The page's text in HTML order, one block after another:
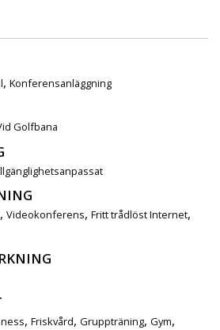
, Konferensanläggning
Golfbana
, Videokonferens, Fritt trådlöst Internet,
, Friskvård, Gruppträning, Gym,